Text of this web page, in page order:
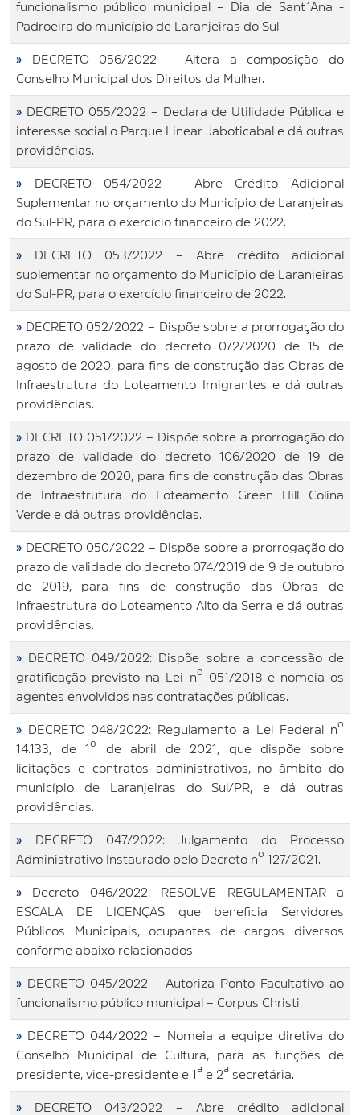
funcionalismo público municipal – Dia de Sant´Ana -
Padroeira do município de Laranjeiras do Sul.
»
DECRETO 056/2022 – Altera a composição do
Conselho Municipal dos Direitos da Mulher.
» DECRETO 055/2022 – Declara de Utilidade Pública e
interesse social o Parque Linear Jaboticabal e dá outras
providências.
»
DECRETO 054/2022 – Abre Crédito Adicional
Suplementar no orçamento do Município de Laranjeiras
do Sul-PR, para o exercício financeiro de 2022.
»
DECRETO 053/2022 – Abre crédito adicional
suplementar no orçamento do Município de Laranjeiras
do Sul-PR, para o exercício financeiro de 2022.
» DECRETO 052/2022 – Dispõe sobre a prorrogação do
prazo de validade do decreto 072/2020 de 15 de
agosto de 2020, para fins de construção das Obras de
Infraestrutura do Loteamento Imigrantes e dá outras
providências.
» DECRETO 051/2022 – Dispõe sobre a prorrogação do
prazo de validade do decreto 106/2020 de 19 de
dezembro de 2020, para fins de construção das Obras
de Infraestrutura do Loteamento Green Hill Colina
Verde e dá outras providências.
» DECRETO 050/2022 – Dispõe sobre a prorrogação do
prazo de validade do decreto 074/2019 de 9 de outubro
de 2019, para fins de construção das Obras de
Infraestrutura do Loteamento Alto da Serra e dá outras
providências.
»
DECRETO 049/2022: Dispõe sobre a concessão de
gratificação previsto na Lei nº 051/2018 e nomeia os
agentes envolvidos nas contratações públicas.
»
DECRETO 048/2022: Regulamento a Lei Federal nº
14.133, de 1º de abril de 2021, que dispõe sobre
licitações e contratos administrativos, no âmbito do
município de Laranjeiras do Sul/PR, e dá outras
providências.
»
DECRETO 047/2022: Julgamento do Processo
Administrativo Instaurado pelo Decreto nº 127/2021.
» Decreto 046/2022: RESOLVE REGULAMENTAR a
ESCALA DE LICENÇAS que beneficia Servidores
Públicos Municipais, ocupantes de cargos diversos
conforme abaixo relacionados.
» DECRETO 045/2022 – Autoriza Ponto Facultativo ao
funcionalismo público municipal – Corpus Christi.
» DECRETO 044/2022 – Nomeia a equipe diretiva do
Conselho Municipal de Cultura, para as funções de
presidente, vice-presidente e 1ª e 2ª secretária.
»
DECRETO 043/2022 – Abre crédito adicional